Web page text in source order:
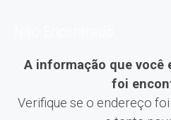
A informação que você
foi
Verifique se o endereço